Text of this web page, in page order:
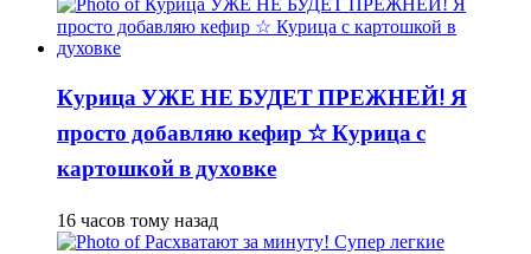
Курица УЖЕ НЕ БУДЕТ ПРЕЖНЕЙ! Я
просто добавляю кефир ☆ Курица с
картошкой в духовке
16 часов тому назад